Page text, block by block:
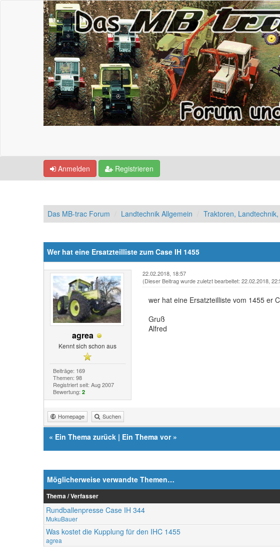
Anmelden Registrieren
Das MB-trac Forum Landtechnik Allgemein Traktoren,
Wer hat eine Ersatzteilliste zum Case IH 1455
agrea
Kennt sich schon aus
Beiträge: 169
Themen: 98
Registriert seit: Aug 2007
Bewertung: 2
22.02.2018, 18:57
(Dieser Beitrag wurde zuletzt bearbeitet: 22.02.2018,
wer hat eine Ersatzteilliste vom 1455 er
Gruß
Alfred
Homepage Suchen
« Ein Thema zurück | Ein Thema vor»
Möglicherweise verwandte Themen…
Thema / Verfasser
Rundballenpresse Case IH 344
MukuBauer
Was kostet die Kupplung für den IHC 1455
agrea